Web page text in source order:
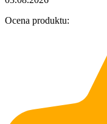
Ocena produktu: